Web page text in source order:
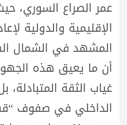
عمر الصراع السوري،
الإقليمية والدولية
المشهد في الشمال
أن ما يعيق هذه
غياب الثقة المتبادلة،
الداخلي في صفوف